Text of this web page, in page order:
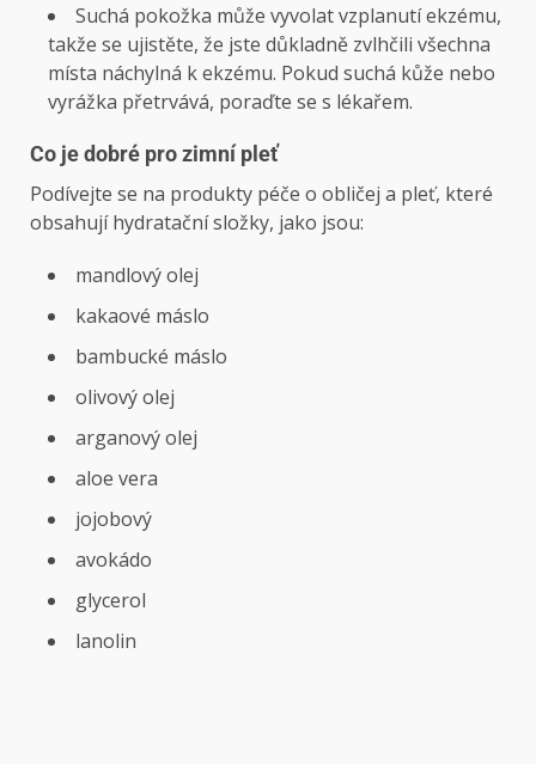
Suchá pokožka může vyvolat vzplanutí ekzému,
takže se ujistěte, že jste důkladně zvlhčili všechna
místa náchylná k ekzému. Pokud suchá kůže nebo
vyrážka přetrvává, poraďte se s lékařem.
Co je dobré pro zimní pleť
Podívejte se na produkty péče o obličej a pleť, které
obsahují hydratační složky, jako jsou:
mandlový olej
kakaové máslo
bambucké máslo
olivový olej
arganový olej
aloe vera
jojobový
avokádo
glycerol
lanolin